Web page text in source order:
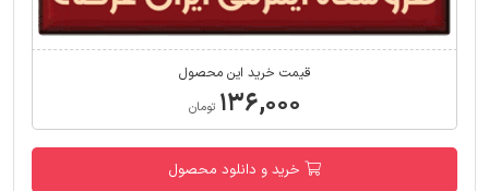
قیمت خرید این محصول
۱۳۶,۰۰۰ تومان
خرید و دانلود محصول